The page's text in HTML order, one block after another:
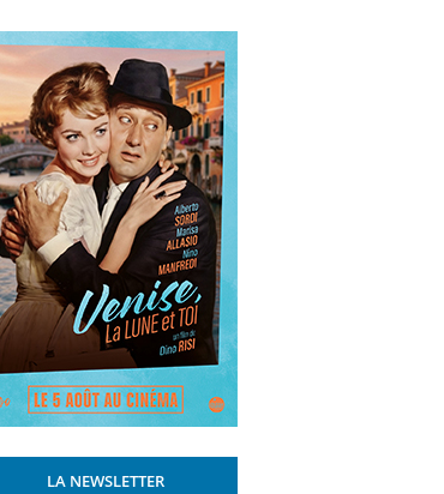
LA NEWSLETTER